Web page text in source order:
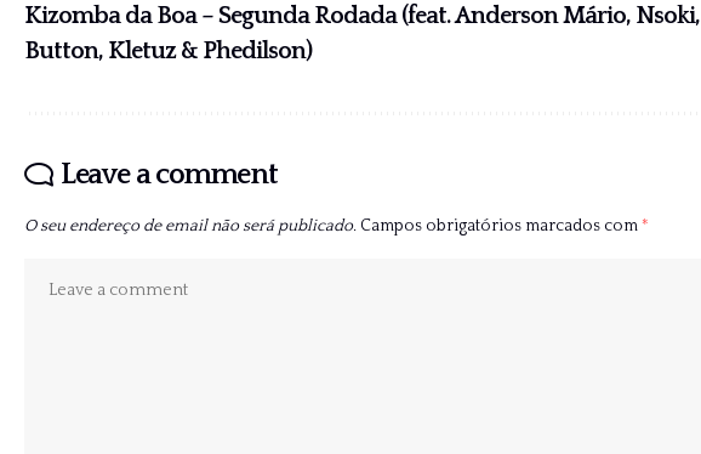
Kizomba da Boa – Segunda Rodada (feat. Anderson Mário, Nsoki,
Button, Kletuz & Phedilson)
Leave a comment
O seu endereço de email não será publicado. Campos obrigatórios marcados com*